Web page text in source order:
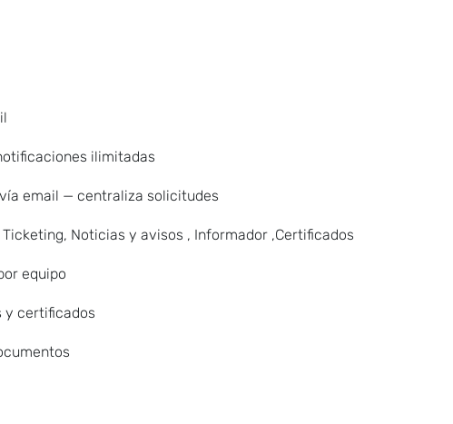
ilimitadas
email — centraliza solicitudes
Noticias y avisos , Informador ,Certificados
equipo
y certificados